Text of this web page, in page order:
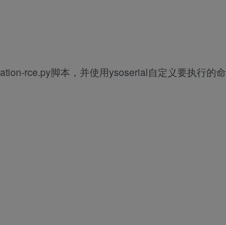
rce.py脚本，并使用ysoserial自定义要执行的命